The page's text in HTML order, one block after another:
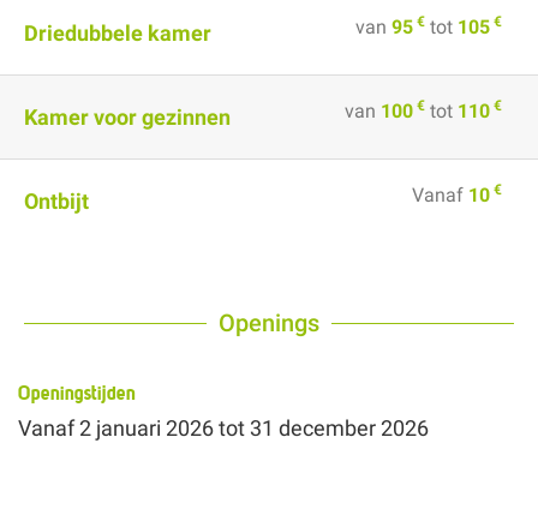
Driedubbele kamer van 95 € tot 105 €
Kamer voor gezinnen van 100 € tot 110 €
Ontbijt Vanaf 10 €
Openings
Openingstijden
Vanaf2 januari 2026tot 31 december 2026